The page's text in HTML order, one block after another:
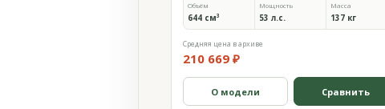
Объём
644 см³
Мощность
53 л.с.
Масса
137 кг
Средняя цена в архиве
210 669 ₽
О модели Сравнить